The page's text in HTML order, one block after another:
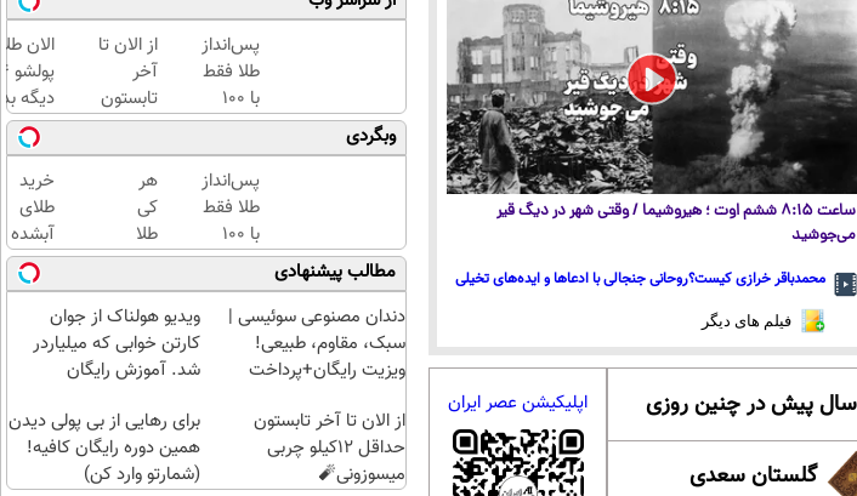
ساعت ۸:۱۵ ششم اوت ؛ هیروشیما / وقتی شهر در دیگ قیر
می‌جوشید
محمدباقر خرازی کیست؟روحانی جنجالی با ادعاها و ایده‌های تخیلی
فیلم های دیگر
گلستان سعدی
اپلیکیشن عصر ایران
پس‌انداز
طلا فقط
با ۱۰۰
هزارتومان
(امن و
راحت)
از الان تا
آخر
تابستون
حداقل
12کیلو
چربی
میسوزونی
🧨
الان
دیگه
طلا با
بی‌بهره
وبگردی
پس‌انداز
طلا فقط
با ۱۰۰
هزارتومان
(امن و
راحت)
هر
کی
طلا
داره،
غم
نداره!
😊💎
(خرید
چند
کلیک)
خرید
طلای
آبشده
حتی با
۱۰۰هزارتومان
مطالب پیشنهادی
دندان مصنوعی سوئیسی |
سبک، مقاوم، طبیعی!
ویزیت رایگان+پرداخت
ویدیو هولناک از جوان
کارتن خوابی که میلیاردر
شد. آموزش رایگان
از الان تا آخر تابستون
حداقل 12کیلو چربی
میسوزونی🧨
برای رهایی از بی پولی دیدن
همین دوره رایگان کافیه!
(شمارتو وارد کن)